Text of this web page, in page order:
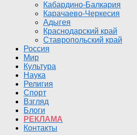
Кабардино-Балкария
Карачаево-Черкесия
Адыгея
Краснодарский край
Ставропольский край
Россия
Мир
Культура
Наука
Религия
Спорт
Взгляд
Блоги
РЕКЛАМА
Контакты